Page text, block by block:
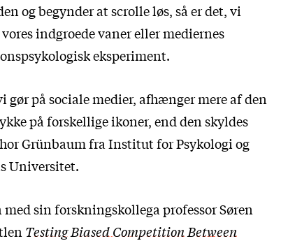
og begynder at scrolle løs, så er det, vi
indgroede vaner eller mediernes
eksperiment.
gør på sociale medier, afhænger mere af den
på forskellige ikoner, end den skyldes
Grünbaum fra Institut for Psykologi og
Universitet.
sin forskningskollega professor Søren
Testing Biased Competition Between